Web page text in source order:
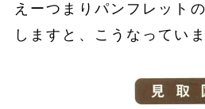
えーつまりパンフレット
しますと、こうなっていま